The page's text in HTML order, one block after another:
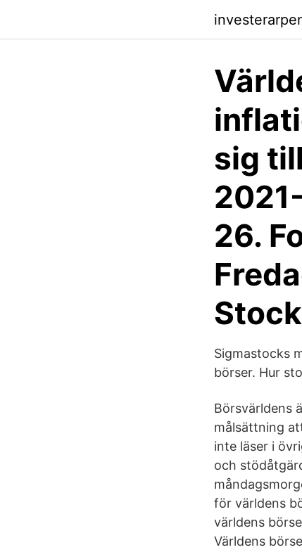
sig
26.
Sigmastocks
börser. Hur
Börsvärldens
målsättning
inte läser i
och
för världens
världens
Världens